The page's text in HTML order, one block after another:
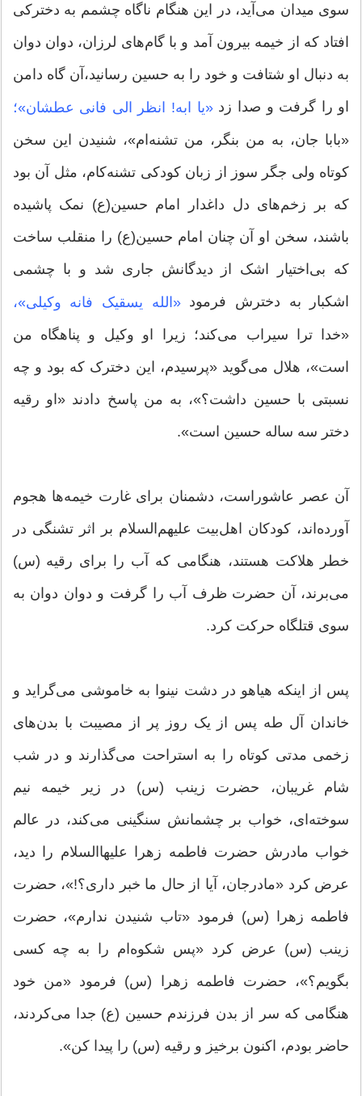
سوی میدان می‌آید، در این هنگام ناگاه چشمم به دخترکی
افتاد که از خیمه بیرون آمد و با گام‌های لرزان، دوان دوان
به دنبال او شتافت و خود را به حسین رسانید،آن گاه دامن
او را گرفت و صدا زد «یا ابه! انظر الی فانی عطشان»؛
«بابا جان، به من بنگر، من تشنه‌ام»، شنیدن این سخن
کوتاه ولی جگر سوز از زبان کودکی تشنه‌‌کام، مثل آن بود
که بر زخم‌های دل داغدار امام حسین(ع) نمک پاشیده
‌باشند، سخن او آن چنان امام حسین(ع) را منقلب ساخت
که بی‌اختیار اشک از دیدگانش جاری شد و با چشمی
اشکبار به دخترش فرمود «الله یسقیک فانه وکیلی»،
«خدا ترا سیراب می‌کند؛ زیرا او وکیل و پناهگاه من
است»، هلال می‌گوید «پرسیدم، این دخترک که بود و چه
نسبتی با حسین داشت؟»، به من پاسخ دادند «او رقیه
دختر سه ساله حسین است».
آن عصر عاشوراست، دشمنان برای غارت خیمه‌ها هجوم
آورده‌اند، کودکان اهل‌بیت علیهم‌السلام بر اثر تشنگی در
خطر هلاکت هستند، هنگامی که آب را برای رقیه (س)
می‌برند، آن حضرت ظرف آب را گرفت و دوان دوان به
سوی قتلگاه حرکت کرد.
‌پس از اینکه هیاهو در دشت نینوا به خاموشی می‌گراید و
خاندان آل طه پس از یک روز پر از مصیبت با بدن‌های
زخمی مدتی کوتاه را به استراحت می‌گذارند و در شب
شام غریبان،‌ حضرت زینب (س) در زیر خیمه نیم
سوخته‌ای، خواب بر چشمانش سنگینی می‌کند، در عالم
خواب مادرش حضرت فاطمه زهرا علیهاالسلام را دید،
عرض کرد «مادرجان،‌ آیا از حال ما خبر داری؟!»، حضرت
فاطمه زهرا (س) فرمود «تاب شنیدن ندارم»، حضرت
زینب (س) عرض کرد «پس شکوه‌ام را به چه کسی
بگویم؟»، حضرت فاطمه زهرا (س) فرمود «من خود
هنگامی که سر از بدن فرزندم حسین (ع) جدا می‌کردند،‌
حاضر بودم، اکنون برخیز و رقیه (س) را پیدا کن».